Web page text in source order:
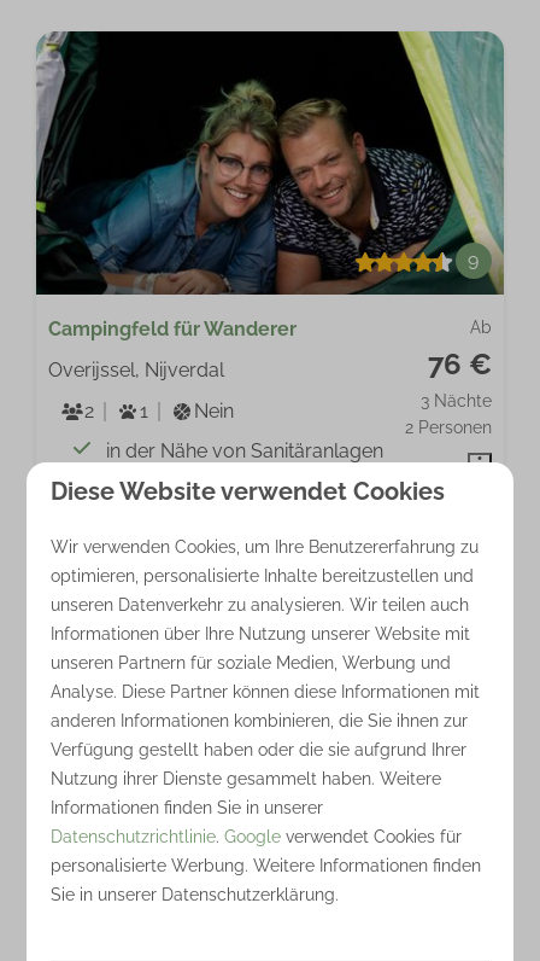
9
Ab
76 €
3 Nächte
2 Personen
Campingfeld für Wanderer
Overijssel, Nijverdal
2
1
Nein
in der Nähe von Sanitäranlagen
Ab
Camperplatz mit befestigtem
Untergrund
Diese Website verwendet Cookies
Wir verwenden Cookies, um Ihre Benutzererfahrung zu
optimieren, personalisierte Inhalte bereitzustellen und
unseren Datenverkehr zu analysieren. Wir teilen auch
Informationen über Ihre Nutzung unserer Website mit
unseren Partnern für soziale Medien, Werbung und
Analyse. Diese Partner können diese Informationen mit
anderen Informationen kombinieren, die Sie ihnen zur
Verfügung gestellt haben oder die sie aufgrund Ihrer
Nutzung ihrer Dienste gesammelt haben. Weitere
Informationen finden Sie in unserer
Datenschutzrichtlinie.Google verwendet Cookies für
personalisierte Werbung. Weitere Informationen finden
Sie in unserer Datenschutzerklärung.